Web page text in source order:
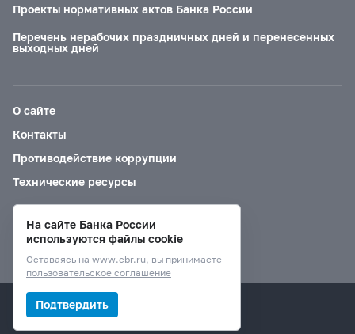
Проекты нормативных актов Банка России
Перечень нерабочих праздничных дней и перенесенных
выходных дней
О сайте
Контакты
Противодействие коррупции
Технические ресурсы
Версия для слабовидящих
© Банк России, 2000–2026.
На сайте Банка России
используются файлы cookie
Оставаясь на www.cbr.ru, вы принимаете
пользовательское соглашение
Подтвердить